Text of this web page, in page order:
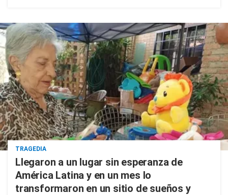
TRAGEDIA
Llegaron a un lugar sin esperanza de
América Latina y en un mes lo
transformaron en un sitio de sueños y